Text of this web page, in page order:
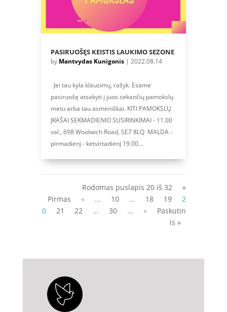
PASIRUOŠĘS KEISTIS LAUKIMO SEZONE
by Mantvydas Kunigonis| 2022.08.14
Jei tau kyla klausimų, rašyk. Esame
pasiruošę atsakyti į juos sekančių pamokslų
metu arba tau asmeniškai. KITI PAMOKSLŲ
ĮRAŠAI SEKMADIENIO SUSIRINKIMAI - 11.00
val., 698 Woolwich Road, SE7 8LQ MALDA -
pirmadienį - ketvirtadienį 19.00...
Rodomas puslapis 20 iš 32
«
Pirmas
« ... 10 ... 18 19
2
0
21 22 ... 30 ... »
Paskutin
is »